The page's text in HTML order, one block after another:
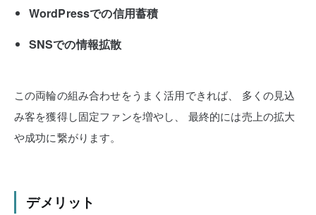
WordPressでの信用蓄積
SNSでの情報拡散
この両輪の組み合わせをうまく活用できれば、
多くの見込
み客を獲得し固定ファンを増やし、
最終的には売上の拡大
や成功に繋がります。
デメリット